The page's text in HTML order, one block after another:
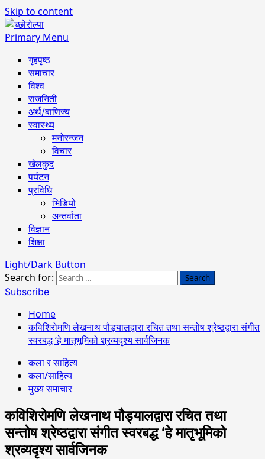
Skip to content
Primary Menu
गृहपृष्ठ
समाचार
विश्व
राजनिती
अर्थ/बाणिज्य
स्वास्थ्य
मनोरन्जन
विचार
खेलकुद
पर्यटन
प्रविधि
भिडियो
अन्तर्वाता
विज्ञान
शिक्षा
Light/Dark Button
Search for:
Subscribe
Home
कविशिरोमणि लेखनाथ पौड्यालद्वारा रचित तथा सन्तोष श्रेष्ठद्वारा संगीत
स्वरबद्ध ‘हे मातृभूमिको श्रव्यदृश्य सार्वजिनक
कला र साहित्य
कला/साहित्य
मुख्य समाचार
कविशिरोमणि लेखनाथ पौड्यालद्वारा रचित तथा
सन्तोष श्रेष्ठद्वारा संगीत स्वरबद्ध ‘हे मातृभूमिको
श्रव्यदृश्य सार्वजिनक